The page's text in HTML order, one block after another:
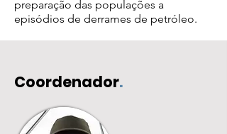
preparação das populações a
episódios de derrames de petróleo.
Coordenador.